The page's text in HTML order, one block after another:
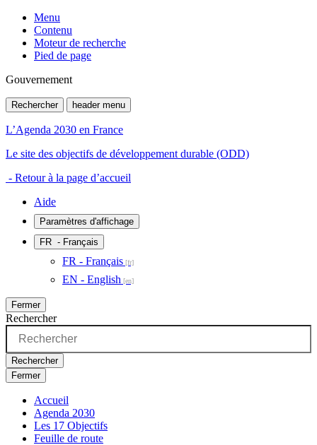
Menu
Contenu
Moteur de recherche
Pied de page
Gouvernement
Rechercher header menu
L’Agenda 2030 en France
Le site des objectifs de développement durable (ODD)
- Retour à la page d’accueil
Aide
Paramètres d'affichage
FR - Français
FR - Français
EN - English
Fermer
Rechercher
Rechercher
Fermer
Accueil
Agenda 2030
Les 17 Objectifs
Feuille de route